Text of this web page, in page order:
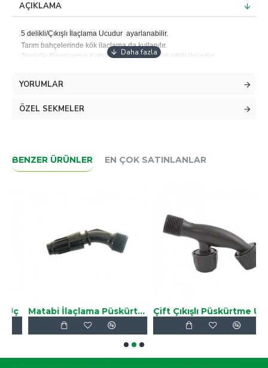
AÇIKLAMA
5 delikli/Çıkışlı İlaçlama Ucudur ayarlanabilir.
Tarım bahçelerinde kök ilaçlama da kullanılır.
Temizlik Firmalarının Koltuk İlaçlama da tercih ettiği üründür.
YORUMLAR
ÖZEL SEKMELER
BENZER ÜRÜNLER EN ÇOK SATINLANLAR
Matabi İlaçlama Püskürtme Ucu Çift Çıkışlı Püskürtme Ucu